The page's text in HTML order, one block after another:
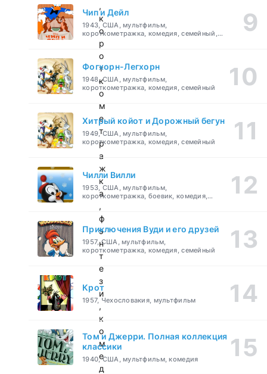
,
к
о
р
о
т
к
о
м
е
т
р
а
ж
к
а
,
ф
э
н
т
е
з
и
,
к
о
м
е
д
Чип и Дейл
1943, США, мультфильм,
короткометражка, комедия, семейный,
детский
Фогхорн-Легхорн
1948, США, мультфильм,
короткометражка, комедия, семейный
Хитрый койот и Дорожный бегун
1949, США, мультфильм,
короткометражка, комедия, семейный
Чилли Вилли
1953, США, мультфильм,
короткометражка, боевик, комедия,
Приключения Вуди и его друзей
1957, США, мультфильм,
короткометражка, комедия, семейный
Крот
1957, Чехословакия, мультфильм
Том и Джерри. Полная коллекция
классики
1940, США, мультфильм, комедия